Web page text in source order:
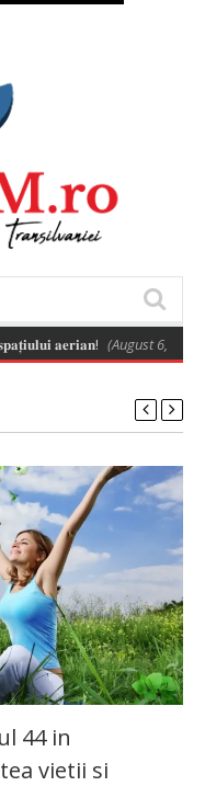
𝐚𝐞𝐫𝐢𝐚𝐧! (August 6, 2026 8:02
44 in
vietii si